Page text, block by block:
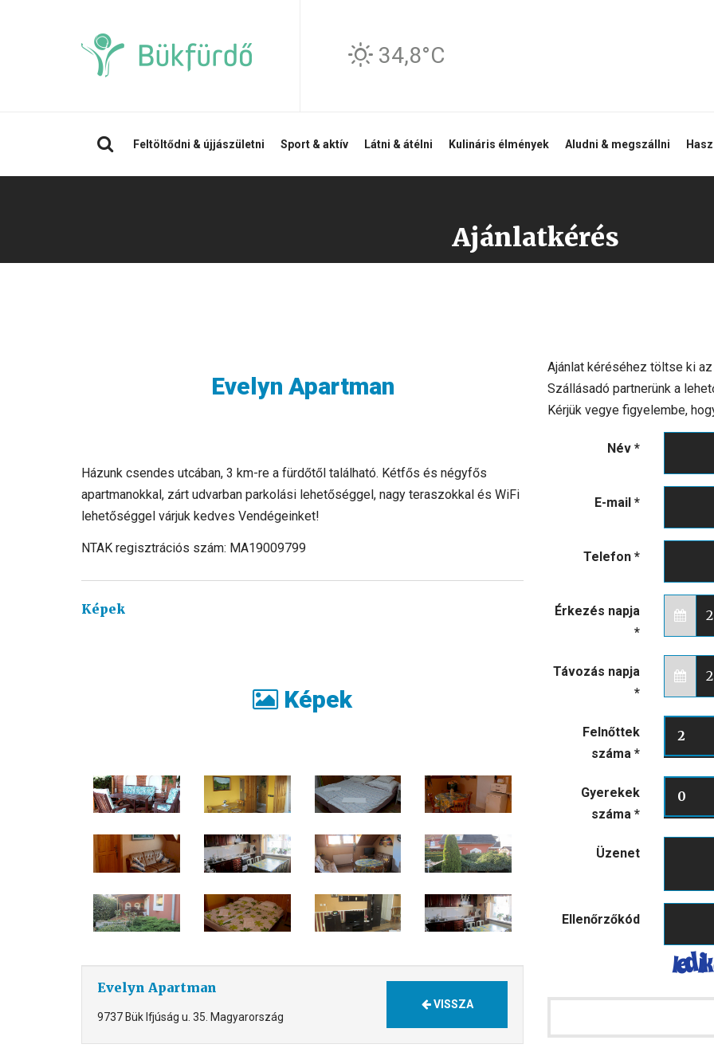
34,8°C
Feltöltődni & újjászületni Sport & aktív Látni & átélni Kulináris élmények Aludni & megszállni
Ajánlatkérés
Evelyn Apartman
Házunk csendes utcában, 3 km-re a fürdőtől található. Kétfős és négyfős
apartmanokkal, zárt udvarban parkolási lehetőséggel, nagy teraszokkal és WiFi
lehetőséggel várjuk kedves Vendégeinket!
NTAK regisztrációs szám: MA19009799
Képek
Képek
Evelyn Apartman
9737 Bük Ifjúság u. 35. Magyarország
VISSZA
Ajánlat kéréséhez töltse ki
Szállásadó partnerünk a
Kérjük vegye figyelembe,
Név*
E-mail*
Telefon*
Érkezés napja
*
Távozás napja
*
Felnőttek
száma*
2
Gyerekek
száma*
0
Üzenet
Ellenőrzőkód